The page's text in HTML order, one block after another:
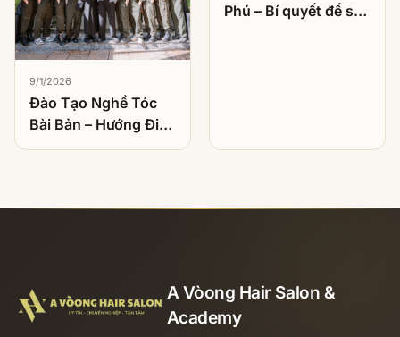
9/1/2026
Đào Tạo Nghề Tóc
Bài Bản – Hướng Đi
Bền Vững Cho Người
Phú – Bí quyết để sở
A Vòong Hair Salon &
Academy